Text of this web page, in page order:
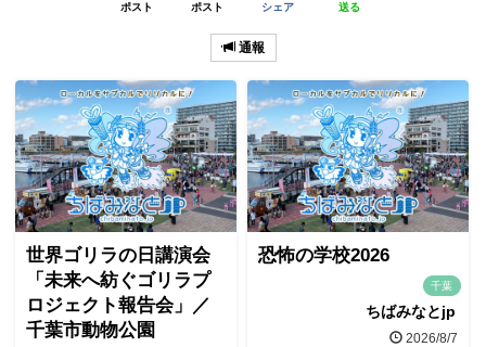
ポスト ポスト シェア 送る
通報
世界ゴリラの日講演会
「未来へ紡ぐゴリラプ
ロジェクト報告会」／
千葉市動物公園
恐怖の学校2026
千葉
ちばみなとjp
2026/8/7